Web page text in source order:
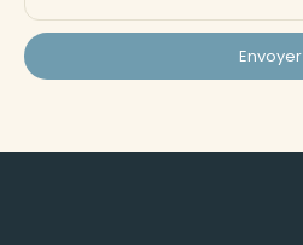
Envoyer